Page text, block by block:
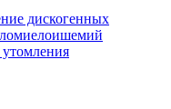
дискогенных